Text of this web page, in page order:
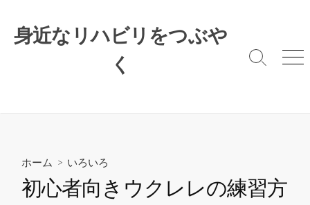
ス
身近なリハビリをつぶや
く
検
メ
ホーム > いろいろ
初心者向きウクレレの練習方